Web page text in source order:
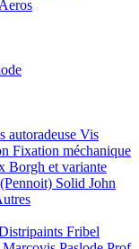
Aeros
autoradeuse Vis
Fixation méchanique
Borgh et variante
Solid John
Fribel